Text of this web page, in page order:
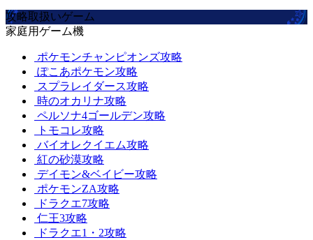
攻略取扱いゲーム
家庭用ゲーム機
ポケモンチャンピオンズ攻略
ぽこあポケモン攻略
スプラレイダース攻略
時のオカリナ攻略
ペルソナ4ゴールデン攻略
トモコレ攻略
バイオレクイエム攻略
紅の砂漠攻略
デイモン&ベイビー攻略
ポケモンZA攻略
ドラクエ7攻略
仁王3攻略
ドラクエ1・2攻略